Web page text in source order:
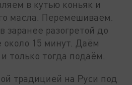
в кутью коньяк и
масла. Перемешиваем.
заранее разогретой до
около 15 минут. Даём
только тогда подаём.
традицией на Руси под